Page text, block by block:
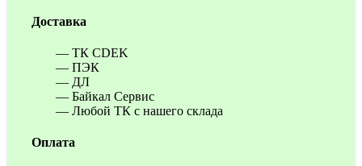
Доставка
— ТК CDEK
— ПЭК
— ДЛ
— Байкал Сервис
— Любой ТК с нашего склада
Оплата